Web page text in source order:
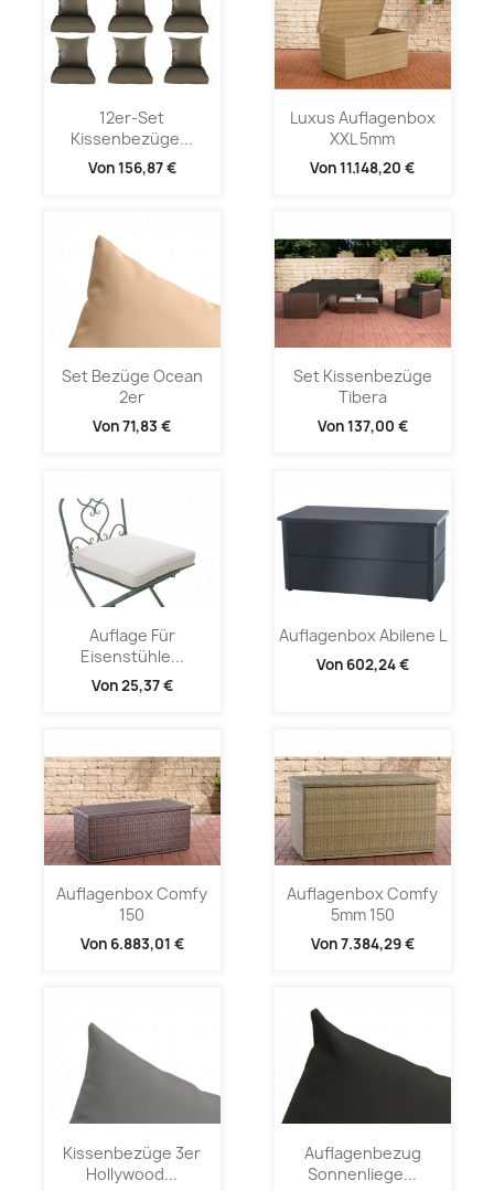
12er-Set
Kissenbezüge...
Von156,87 €
Luxus Auflagenbox
XXL 5mm
Von11.148,20 €
Set Bezüge Ocean
2er
Von71,83 €
Set Kissenbezüge
Tibera
Von137,00 €
Auflage Für
Eisenstühle...
Von25,37 €
Auflagenbox Abilene L
Von 602,24 €
Auflagenbox Comfy
150
Von 6.883,01 €
Auflagenbox Comfy
5mm 150
Von7.384,29 €
Kissenbezüge 3er
Hollywood...
Auflagenbezug
Sonnenliege...